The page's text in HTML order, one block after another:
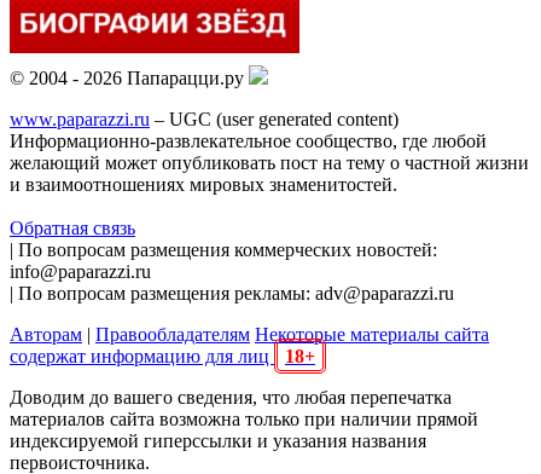
© 2004 - 2026 Папарацци.ру
www.paparazzi.ru – UGC (user generated content)
Информационно-развлекательное сообщество, где любой
желающий может опубликовать пост на тему о частной жизни
и взаимоотношениях мировых знаменитостей.
Обратная связь
| По вопросам размещения коммерческих новостей:
info@paparazzi.ru
| По вопросам размещения рекламы: adv@paparazzi.ru
Авторам | Правообладателям Некоторые материалы сайта
содержат информацию для лиц
18+
Доводим до вашего сведения, что любая перепечатка
материалов сайта возможна только при наличии прямой
индексируемой гиперссылки и указания названия
первоисточника.